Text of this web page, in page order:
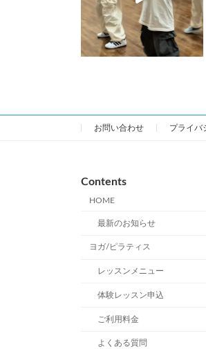
お問い合わせ プライバ
Contents
HOME
最新のお知らせ
ヨガ/ピラティス
レッスンメニュー
体験レッスン申込
ご利用料金
よくある質問